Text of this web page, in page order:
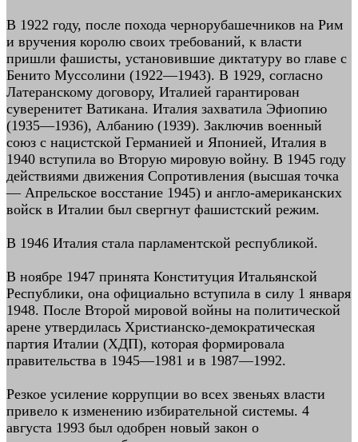
В 1922 году, после похода чернорубашечников на Рим
и вручения королю своих требований, к власти
пришли фашисты, установившие диктатуру во главе с
Бенито Муссолини (1922—1943). В 1929, согласно
Латеранскому договору, Италией гарантирован
суверенитет Ватикана. Италия захватила Эфиопию
(1935—1936), Албанию (1939). Заключив военный
союз с нацистской Германией и Японией, Италия в
1940 вступила во Вторую мировую войну. В 1945 году
действиями движения Сопротивления (высшая точка
— Апрельское восстание 1945) и англо-американских
войск в Италии был свергнут фашистский режим.
В 1946 Италия стала парламентской республикой.
В ноябре 1947 принята Конституция Итальянской
Республики, она официально вступила в силу 1 января
1948. После Второй мировой войны на политической
арене утвердилась Христианско-демократическая
партия Италии (ХДП), которая формировала
правительства в 1945—1981 и в 1987—1992.
Резкое усиление коррупции во всех звеньях власти
привело к изменению избирательной системы. 4
августа 1993 был одобрен новый закон о